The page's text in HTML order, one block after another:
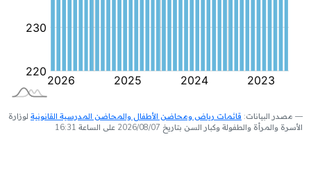
مصدر البيانات: قائمات رياض ومحاضن الأطفال والمحاضن المدرسية القانونية لوزارة
الأسرة والمرأة والطفولة وكبار السن بتاريخ 2026/08/07 على الساعة 16:31